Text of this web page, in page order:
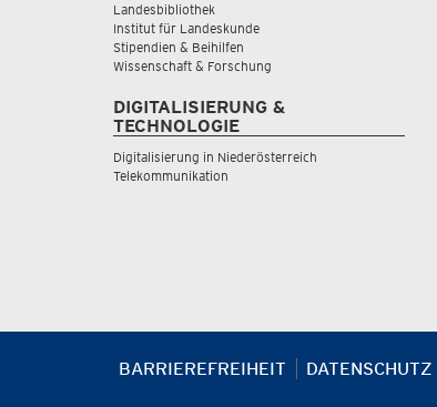
Landesbibliothek
Institut für Landeskunde
Stipendien & Beihilfen
Wissenschaft & Forschung
DIGITALISIERUNG &
TECHNOLOGIE
Digitalisierung in Niederösterreich
Telekommunikation
BARRIEREFREIHEIT DATENSCHUTZ